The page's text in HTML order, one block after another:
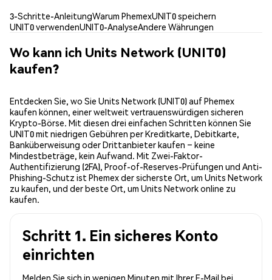
3-Schritte-AnleitungWarum PhemexUNIT0 speichern
UNIT0 verwendenUNIT0-AnalyseAndere Währungen
Wo kann ich Units Network (UNIT0)
kaufen?
Entdecken Sie, wo Sie Units Network (UNIT0) auf Phemex
kaufen können, einer weltweit vertrauenswürdigen sicheren
Krypto-Börse. Mit diesen drei einfachen Schritten können Sie
UNIT0 mit niedrigen Gebühren per Kreditkarte, Debitkarte,
Banküberweisung oder Drittanbieter kaufen – keine
Mindestbeträge, kein Aufwand. Mit Zwei-Faktor-
Authentifizierung (2FA), Proof-of-Reserves-Prüfungen und Anti-
Phishing-Schutz ist Phemex der sicherste Ort, um Units Network
zu kaufen, und der beste Ort, um Units Network online zu
kaufen.
Schritt 1. Ein sicheres Konto
einrichten
Melden Sie sich in wenigen Minuten mit Ihrer E-Mail bei